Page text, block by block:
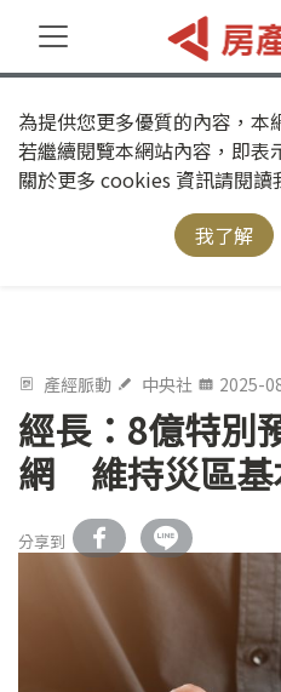
為提供您更多優質的內容，本
若繼續閱覽本網站內容，即表
關於更多 cookies 資訊請閱讀
我了解
產經脈動 中央社 2025-
經長：8億特別
網 維持災區基
分享到